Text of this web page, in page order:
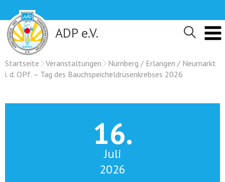
content
ADP e.V.
Startseite Veranstaltungen
Nürnberg / Erlangen / Neumarkt
i. d. OPf. – Tag des Bauchspeicheldrüsenkrebses 2026
16.
Juli
2026